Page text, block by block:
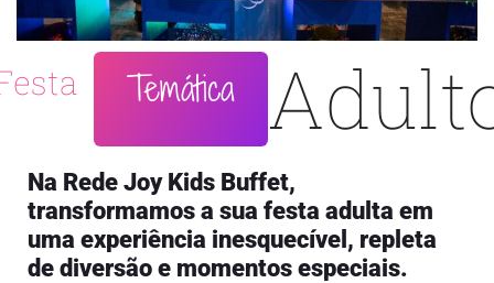
Temática
Na Rede Joy Kids Buffet,
transformamos a sua festa adulta em
uma experiência inesquecível, repleta
de diversão e momentos especiais.